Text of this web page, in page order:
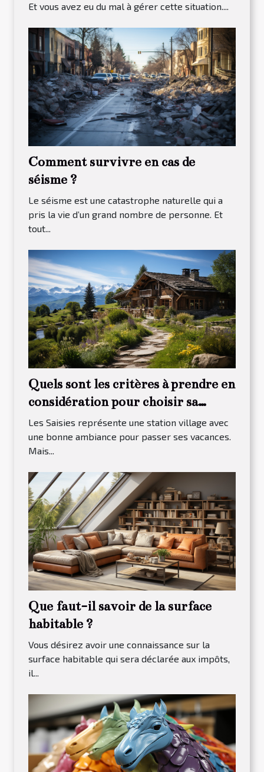
Et vous avez eu du mal à gérer cette situation....
Comment survivre en cas de
séisme ?
Le séisme est une catastrophe naturelle qui a
pris la vie d’un grand nombre de personne. Et
tout...
Quels sont les critères à prendre en
considération pour choisir sa
maison à louer dans Les Saisies ?
Les Saisies représente une station village avec
une bonne ambiance pour passer ses vacances.
Mais...
Que faut-il savoir de la surface
habitable ?
Vous désirez avoir une connaissance sur la
surface habitable qui sera déclarée aux impôts,
il...